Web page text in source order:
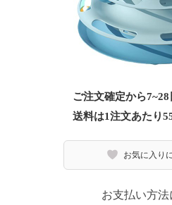
ご注文確定から
送料は1注文あたり
お気に入り
お支払い方法